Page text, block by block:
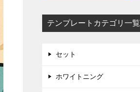
テンプレートカテゴリ一覧
セット
ホワイトニング